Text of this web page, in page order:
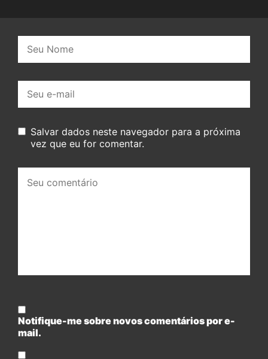
mail:
Salvar dados neste navegador para a próxima
vez que eu for comentar.
comentário:
Notifique-me sobre novos comentários por e-
mail.